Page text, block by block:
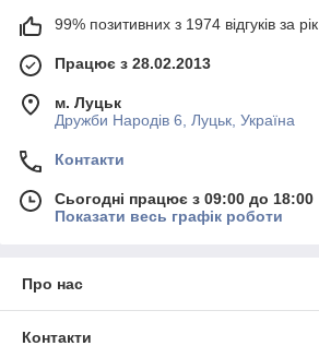
99% позитивних з 1974 відгуків за рік
Працює з 28.02.2013
м. Луцьк
Дружби Народів 6, Луцьк, Україна
Контакти
Сьогодні працює з 09:00 до 18:00
Показати весь графік роботи
Про нас
Контакти